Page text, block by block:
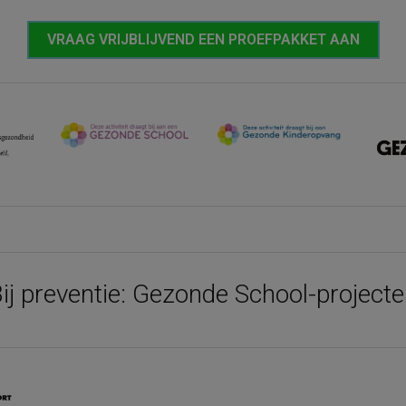
VRAAG VRIJBLIJVEND EEN PROEFPAKKET AAN
preventie: Gezonde School-